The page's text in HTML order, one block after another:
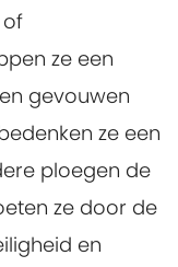
of
ze een
gevouwen
ze een
ploegen de
ze door de
en